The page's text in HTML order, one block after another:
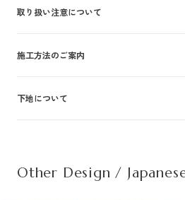
・サイズ
940mm×47m
・防カビ性能
取り扱い注意について
| 1.防火性能について |
建物内の内装仕上げに関しては、建築基準法
ださい。詳細は下地についてをご参照ください
施工方法のご案内
詳しい施工方法のご案内につきましては、
下地について
また種別は随時追加・変更がなされておりま
Other Design /